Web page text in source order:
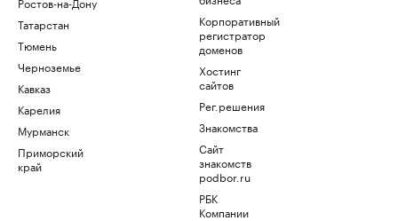
Татарстан
Тюмень
Черноземье
Кавказ
Карелия
Мурманск
Приморский
край
Корпоративный
регистратор
доменов
Хостинг
сайтов
Рег.решения
Знакомства
Сайт
знакомств
podbor.ru
РБК
Компании